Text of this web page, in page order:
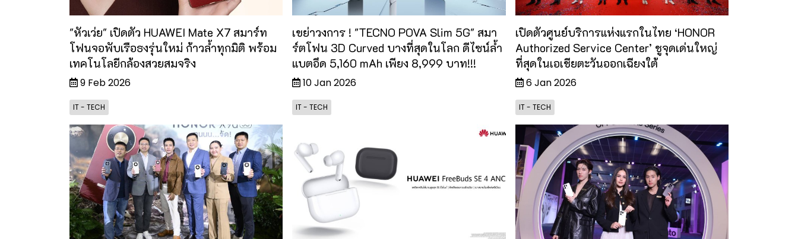
"หัวเว่ย" เปิดตัว HUAWEI Mate X7 สมาร์ท
โฟนจอพับเรือธงรุ่นใหม่ ก้าวล้ำทุกมิติ พร้อม
เทคโนโลยีกล้องสวยสมจริง
9 Feb 2026
IT - TECH
เขย่าวงการ ! "TECNO POVA Slim 5G" สมา
ร์ตโฟน 3D Curved บางที่สุดในโลก ดีไซน์ล้ำ
แบตอึด 5,160 mAh เพียง 8,999 บาท!!!
10 Jan 2026
IT - TECH
เปิดตัวศูนย์บริการแห่งแรกในไทย ‘HONOR
Authorized Service Center’ ชูจุดเด่นใหญ่
ที่สุดในเอเชียตะวันออกเฉียงใต้
6 Jan 2026
IT - TECH